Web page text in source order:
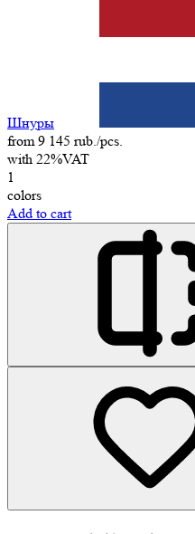
Шнуры
from 9 145 rub./pcs.
with 22%VAT
1
colors
Add to cart